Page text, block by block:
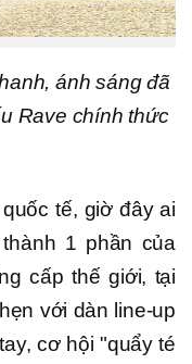
ánh sáng đã
Rave chính thức
tế, giờ đây ai
1 phần của
cấp thế giới, tại
với dàn line-up
cơ hội "quẩy té